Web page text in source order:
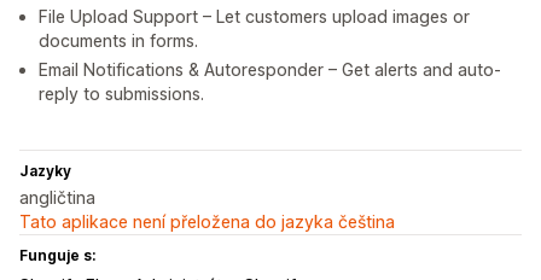
File Upload Support – Let customers upload images or
documents in forms.
Email Notifications & Autoresponder – Get alerts and auto-
reply to submissions.
Jazyky
angličtina
Tato aplikace není přeložena do jazyka čeština
Funguje s: